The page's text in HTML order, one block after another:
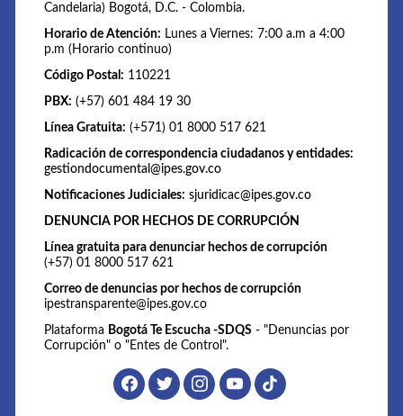
Candelaria) Bogotá, D.C. - Colombia.
Horario de Atención: Lunes a Viernes: 7:00 a.m a 4:00
p.m (Horario continuo)
Código Postal: 110221
PBX: (+57) 601 484 19 30
Línea Gratuita: (+571) 01 8000 517 621
Radicación de correspondencia ciudadanos y entidades:
gestiondocumental@ipes.gov.co
Notificaciones Judiciales: sjuridicac@ipes.gov.co
DENUNCIA POR HECHOS DE CORRUPCIÓN
Línea gratuita para denunciar hechos de corrupción
(+57) 01 8000 517 621
Correo de denuncias por hechos de corrupción
ipestransparente@ipes.gov.co
Plataforma Bogotá Te Escucha -SDQS - "Denuncias por
Corrupción" o "Entes de Control".